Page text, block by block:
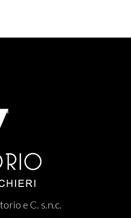
e C. s.n.c.